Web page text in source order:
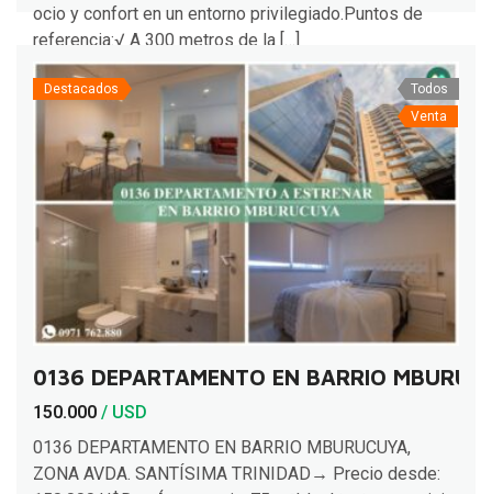
ocio y confort en un entorno privilegiado.Puntos de
referencia:√ A 300 metros de la […]
Destacados
Todos
Venta
0136 DEPARTAMENTO EN BARRIO
150.000 / USD
0136 DEPARTAMENTO EN BARRIO MBURUCUYA,
ZONA AVDA. SANTÍSIMA TRINIDAD→ Precio desde: